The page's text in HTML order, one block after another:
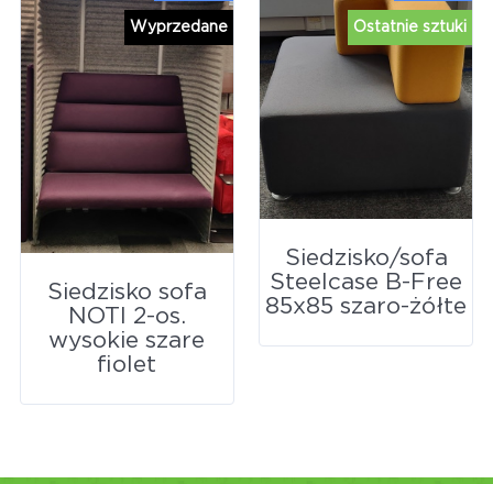
Wyprzedane
Siedzisko sofa
NOTI 2-os.
wysokie szare
fiolet
Ostatnie sztuki
Siedzisko/sofa
Steelcase B-Free
85x85 szaro-żółte